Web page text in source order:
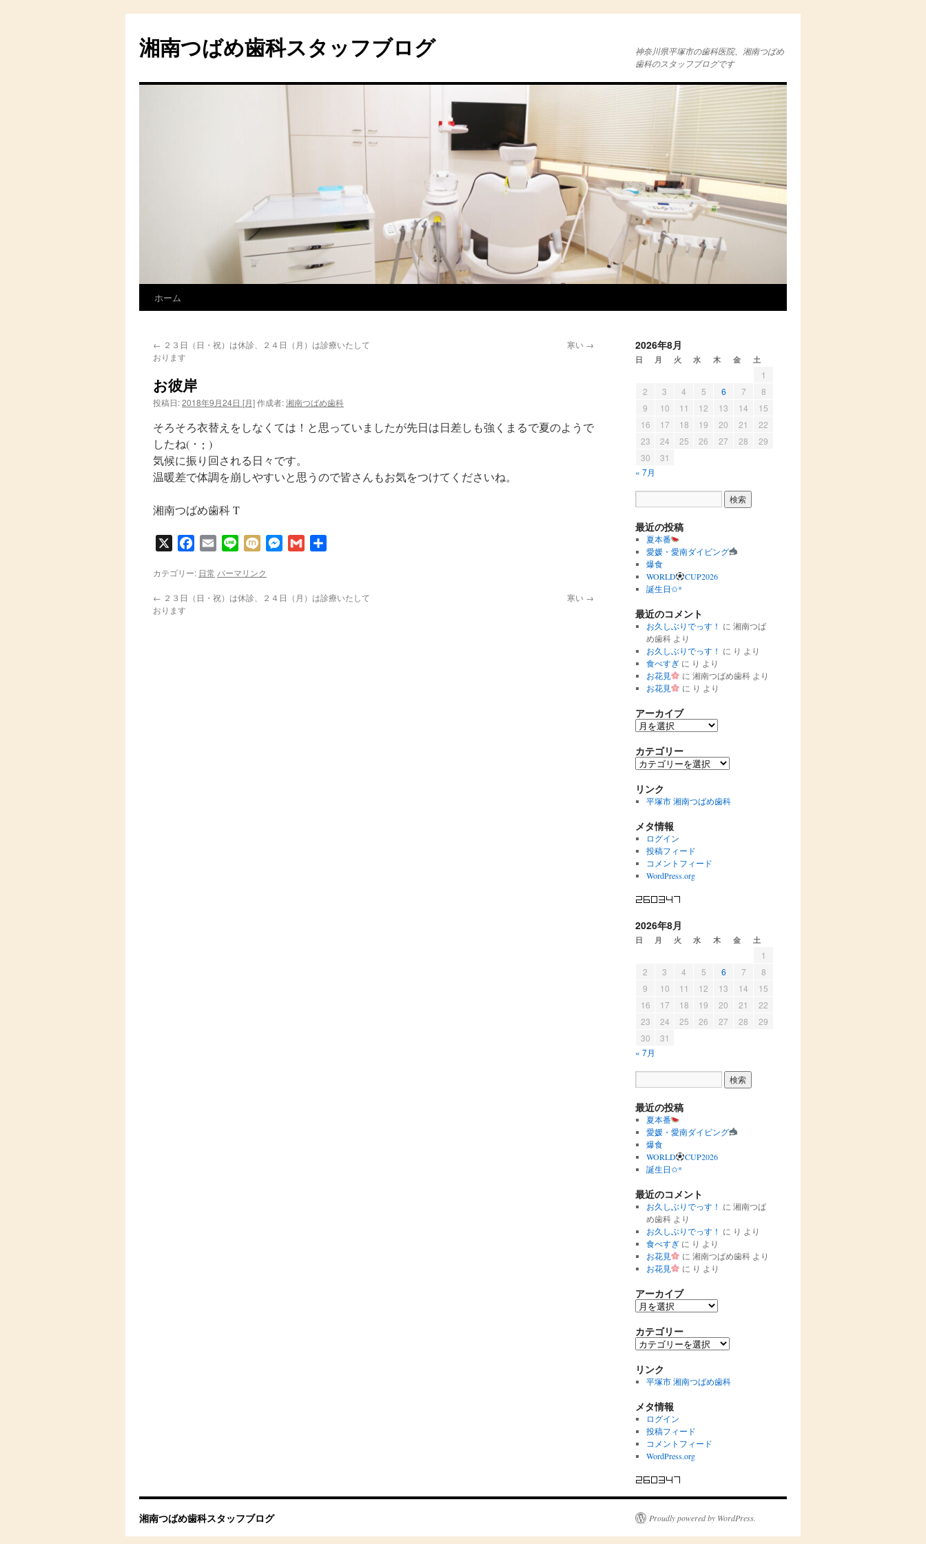
湘南つばめ歯科スタッフブログ
神奈川県平塚市の歯科医院、湘南つばめ
歯科のスタッフブログです
ツ
キ
ッ
ホーム
← ２３日（日・祝）は休診、２４日（月）は診療いたして
おります
寒い →
お彼岸
投稿日:2018年9月24日 [月]作成者:湘南つばめ歯科
そろそろ衣替えをしなくては！と思っていましたが先日は日差しも強くまるで夏のようで
したね( ･ ･̥ )
気候に振り回される日々です。
温暖差で体調を崩しやすいと思うので皆さんもお気をつけてくださいね。
湘南つばめ歯科 T
X Facebook
Email Line Mixi Messenger
Gmail
カテゴリー: 日常 パーマリンク
← ２３日（日・祝）は休診、２４日（月）は診療いたして
おります
寒い →
2026年8月
日 月 火 水 木 金 土
1
2
3 4 5 6 7
8
9
10 11 12 13 14
15
16
17 18 19 20 21
22
23
24 25 26 27 28
29
30
31
« 7月
最近の投稿
夏本番
愛媛・愛南ダイビング
爆食
WORLD
CUP2026
誕生日✩︎*
最近のコメント
お久しぶりでっす！ に 湘南つば
め歯科より
お久しぶりでっす！ に り より
食べすぎに り より
お花見
に湘南つばめ歯科 より
お花見
に り より
アーカイブ
ア
カ
イ
カテゴリー
カ
ゴ
リ
リンク
平塚市 湘南つばめ歯科
メタ情報
ログイン
投稿フィード
コメントフィード
WordPress.org
2026年8月
日 月 火 水 木 金 土
1
2
3 4 5 6 7
8
9
10 11 12 13 14
15
16
17 18 19 20 21
22
23
24 25 26 27 28
29
30
31
« 7月
最近の投稿
夏本番
愛媛・愛南ダイビング
爆食
WORLD
CUP2026
誕生日✩︎*
最近のコメント
お久しぶりでっす！ に 湘南つば
め歯科より
お久しぶりでっす！ に り より
食べすぎに り より
お花見
に湘南つばめ歯科 より
お花見
に り より
アーカイブ
ア
カ
イ
カテゴリー
カ
ゴ
リ
リンク
平塚市 湘南つばめ歯科
メタ情報
ログイン
投稿フィード
コメントフィード
WordPress.org
湘南つばめ歯科スタッフブログ Proudly powered by WordPress.